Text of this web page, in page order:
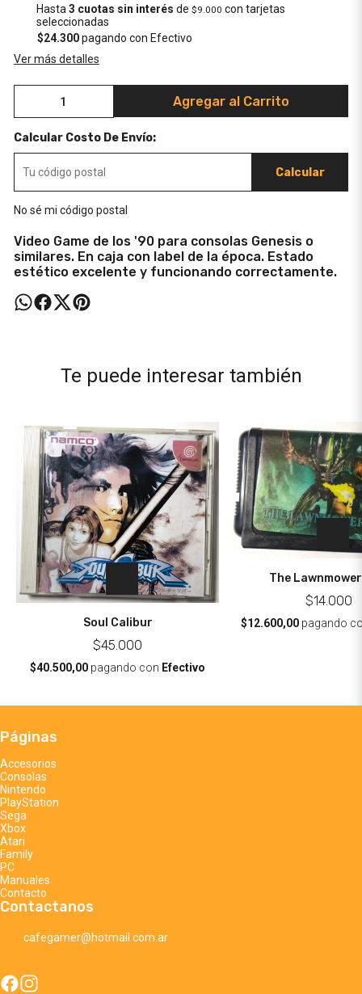
Hasta 3 cuotas sin interés de $9.000 con tarjetas
seleccionadas
$24.300pagando con Efectivo
Ver más detalles
Agregar al Carrito
Calcular Costo De Envío:
Calcular
No sé mi código postal
Video Game de los '90 para consolas Genesis o
similares. En caja con label de la época. Estado
estético excelente y funcionando correctamente.
Te puede interesar también
Soul Calibur
$45.000
$40.500,00 pagando con Efectivo
The
$14.000
$12.600,00 pagando
Páginas
Accesorios
Consolas
Nintendo
PlayStation
Sega
Xbox
Atari
Family
PC
Manuales
Contacto
Contactanos
cafegamer@hotmail.com.ar